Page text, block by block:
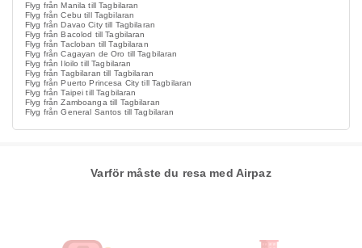
Flyg från Manila till Tagbilaran
Flyg från Cebu till Tagbilaran
Flyg från Davao City till Tagbilaran
Flyg från Bacolod till Tagbilaran
Flyg från Tacloban till Tagbilaran
Flyg från Cagayan de Oro till Tagbilaran
Flyg från Iloilo till Tagbilaran
Flyg från Tagbilaran till Tagbilaran
Flyg från Puerto Princesa City till Tagbilaran
Flyg från Taipei till Tagbilaran
Flyg från Zamboanga till Tagbilaran
Flyg från General Santos till Tagbilaran
Varför måste du resa med Airpaz